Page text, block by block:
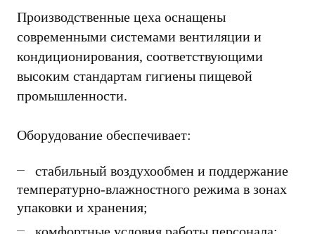
Производственные цеха оснащены
современными системами вентиляции и
кондиционирования, соответствующими
высоким стандартам гигиены пищевой
промышленности.
Оборудование обеспечивает:
стабильный воздухообмен и поддержание
температурно-влажностного режима в зонах
упаковки и хранения;